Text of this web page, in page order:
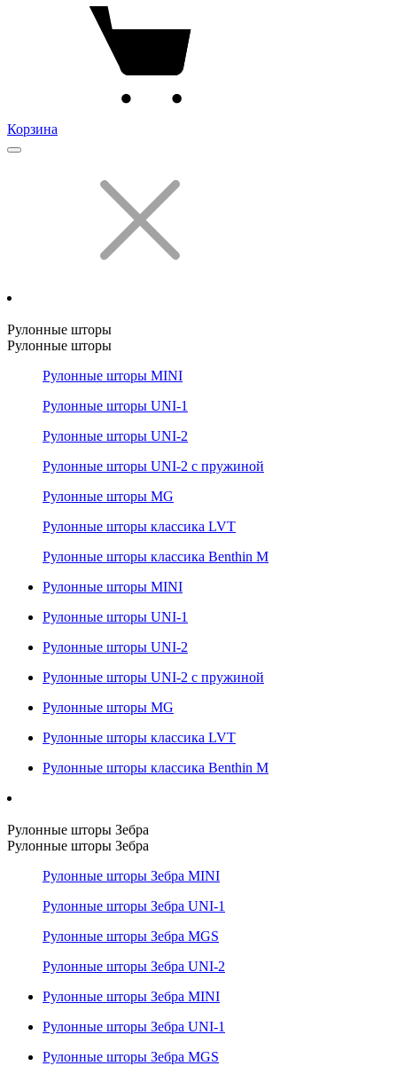
Корзина
Рулонные шторы
Рулонные шторы
Рулонные шторы MINI
Рулонные шторы UNI-1
Рулонные шторы UNI-2
Рулонные шторы UNI-2 с пружиной
Рулонные шторы MG
Рулонные шторы классика LVT
Рулонные шторы классика Benthin M
Рулонные шторы MINI
Рулонные шторы UNI-1
Рулонные шторы UNI-2
Рулонные шторы UNI-2 с пружиной
Рулонные шторы MG
Рулонные шторы классика LVT
Рулонные шторы классика Benthin M
Рулонные шторы Зебра
Рулонные шторы Зебра
Рулонные шторы Зебра MINI
Рулонные шторы Зебра UNI-1
Рулонные шторы Зебра MGS
Рулонные шторы Зебра UNI-2
Рулонные шторы Зебра MINI
Рулонные шторы Зебра UNI-1
Рулонные шторы Зебра MGS